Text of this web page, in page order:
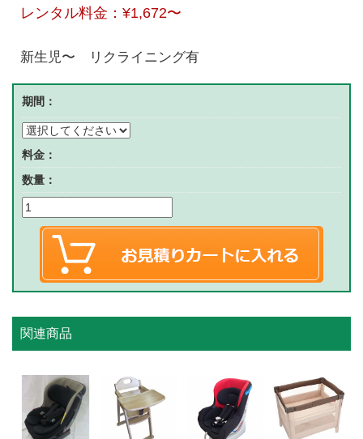
レンタル料金： ¥1,672〜
新生児〜 リクライニング有
期間：
料金：
数量：
関連商品